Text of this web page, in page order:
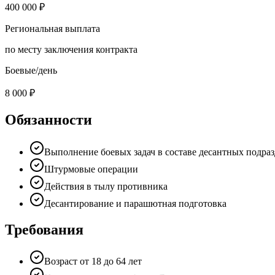
400 000 ₽
Региональная выплата
по месту заключения контракта
Боевые/день
8 000 ₽
Обязанности
Выполнение боевых задач в составе десантных
Штурмовые операции
Действия в тылу противника
Десантирование и парашютная подготовка
Требования
Возраст от 18 до 64 лет